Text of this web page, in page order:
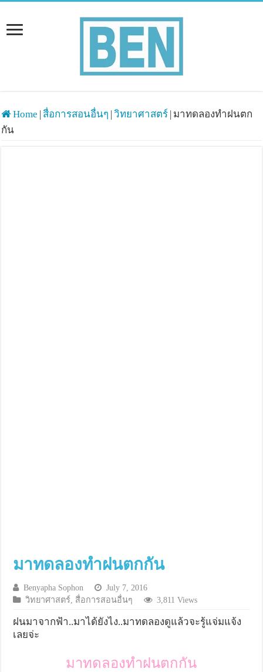
Home | สื่อการสอนอื่นๆ |วิทยาศาสตร์ | มาทดลองทำฝนตก
กัน
มาทดลองทำฝนตกกัน
Benyapha Sophon
July 7, 2016
วิทยาศาสตร์, สื่อการสอนอื่นๆ 3,811 Views
ฝนมาจากฟ้า..มาได้ยังไง..มาทดลองดูแล้วจะรู้แจ่มแจ้ง
เลยจ่ะ
มาทดลองทำฝนตกกัน